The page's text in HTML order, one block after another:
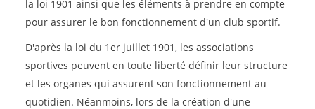
la loi 1901 ainsi que les éléments à prendre en compte
pour assurer le bon fonctionnement d'un club sportif.
D'après la loi du 1er juillet 1901, les associations
sportives peuvent en toute liberté définir leur structure
et les organes qui assurent son fonctionnement au
quotidien. Néanmoins, lors de la création d'une